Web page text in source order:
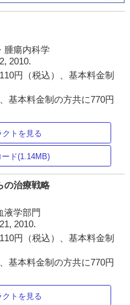
腫瘍内科学
2010.
円（税込）、基本料金制
基本料金制の方共に770円
クトを見る
ド(1.14MB)
の治療戦略
液学部門
2010.
円（税込）、基本料金制
基本料金制の方共に770円
クトを見る